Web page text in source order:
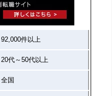
92,000件以上
20代～50代以上
全国